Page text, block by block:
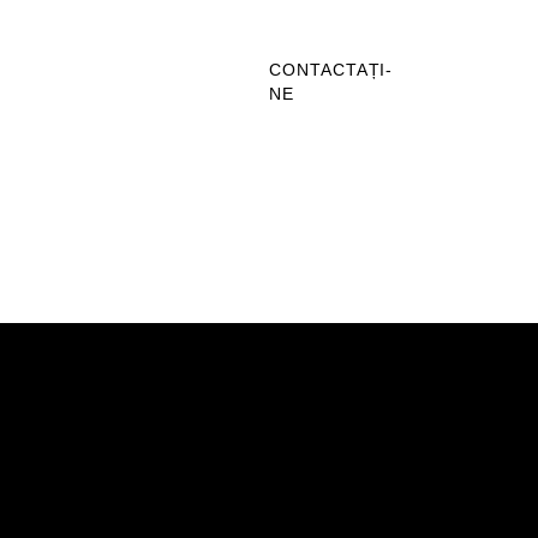
CONTACTAȚI-
NE